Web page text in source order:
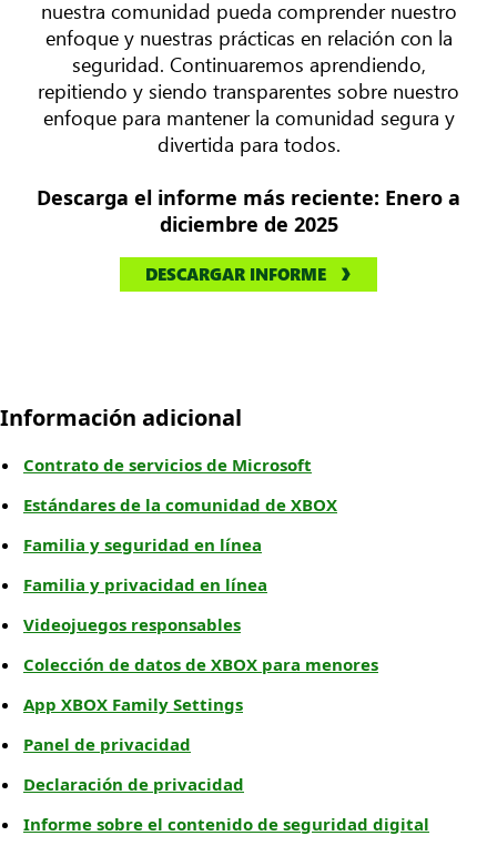
nuestra comunidad pueda comprender nuestro
enfoque y nuestras prácticas en relación con la
seguridad. Continuaremos aprendiendo,
repitiendo y siendo transparentes sobre nuestro
enfoque para mantener la comunidad segura y
divertida para todos.
Descarga el informe más reciente: Enero a
diciembre de 2025
DESCARGAR INFORME
Información adicional
Contrato de servicios de Microsoft
Estándares de la comunidad de XBOX
Familia y seguridad en línea
Familia y privacidad en línea
Videojuegos responsables
Colección de datos de XBOX para menores
App XBOX Family Settings
Panel de privacidad
Declaración de privacidad
Informe sobre el contenido de seguridad digital